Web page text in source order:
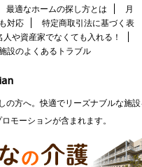
最適なホームの探し方とは
月
対応
特定商取引法に基づく表
や資産家でなくても入れる！
設のよくあるトラブル
の方へ。快適でリーズナブルな施
モーションが含まれます。